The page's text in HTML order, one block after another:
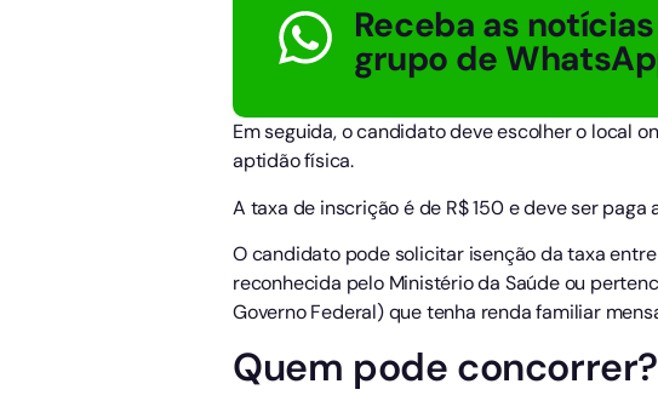
Receba as
grupo de
Em seguida, o candidato deve escolher o local
aptidão física.
A taxa de inscrição é de R$ 150 e deve ser paga
O candidato pode solicitar isenção da taxa
reconhecida pelo Ministério da Saúde ou
Governo Federal) que tenha renda familiar
Quem pode concorrer?